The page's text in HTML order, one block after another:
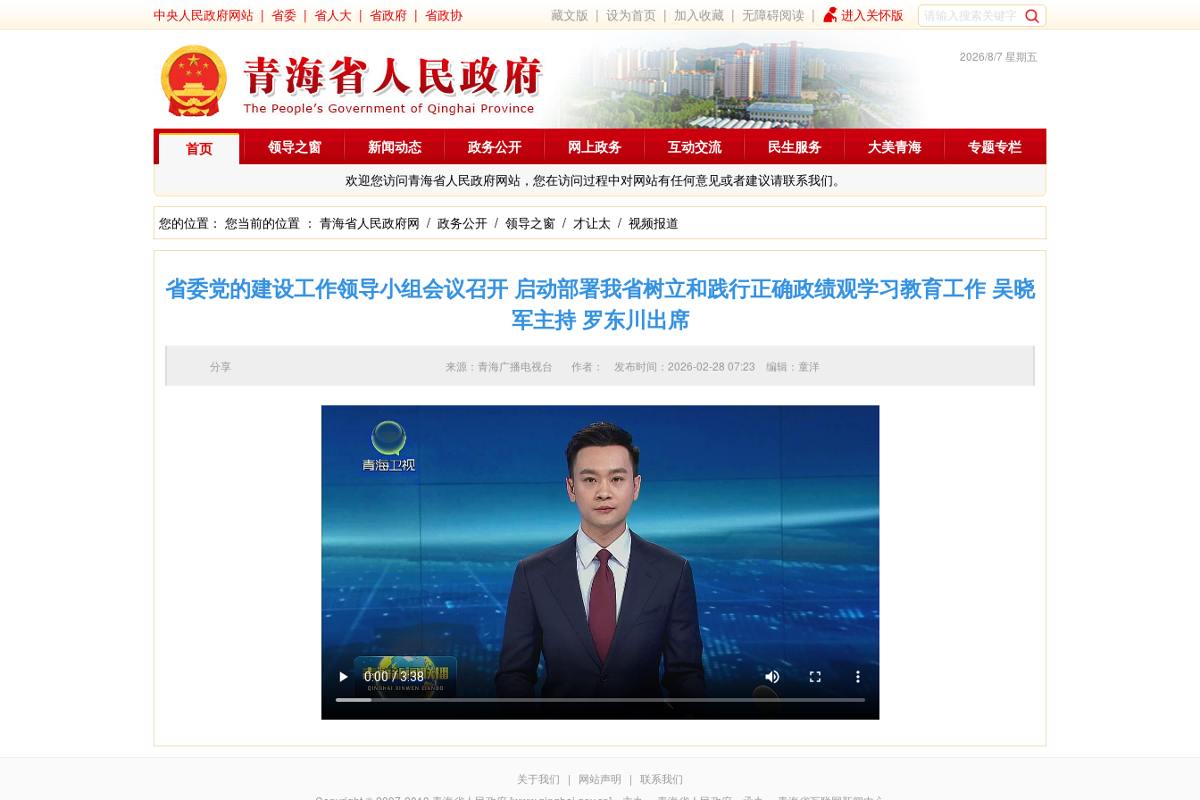
中央人民政府网站 | 省委 | 省人大 | 省政府 | 省政协 藏文版 |设为首页 | 加入收藏 |无障碍阅读 | 进入关怀版
2026/8/7 星期五
首页
欢迎您访问青海省人民政府网站，您在访问过程中对网站有任何意见或者建议请联系我们。
领导之窗 新闻动态 政务公开 网上政务 互动交流 民生服务 大美青海 专题专栏
您的位置： 您当前的位置 ： 青海省人民政府网 / 政务公开 / 领导之窗 / 才让太 / 视频报道
省委党的建设工作领导小组会议召开 启动部署我省树立和践行正确政绩观学习教育工作 吴晓
军主持 罗东川出席
来源：青海广播电视台 作者： 发布时间：2026-02-28 07:23 编辑：童洋
分享
关于我们 | 网站声明 | 联系我们